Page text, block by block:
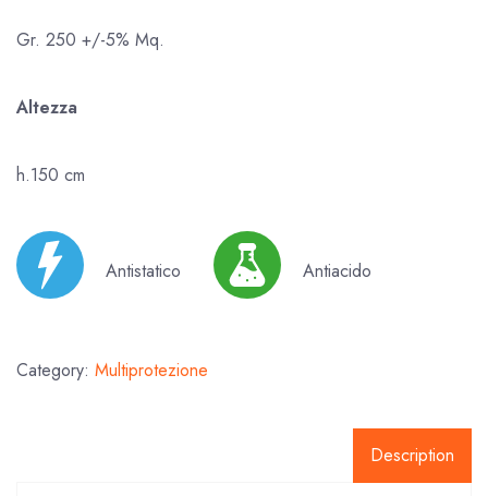
Gr. 250 +/-5% Mq.
Altezza
h.150 cm
Antistatico Antiacido
Category: Multiprotezione
Description